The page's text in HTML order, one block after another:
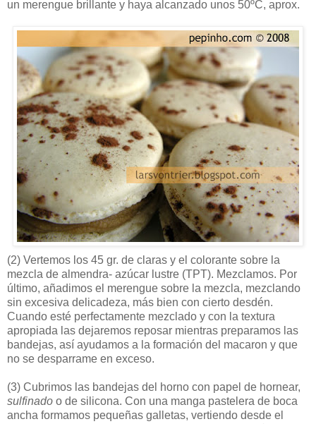
un merengue brillante y haya alcanzado unos 50ºC, aprox.
(2) Vertemos los 45 gr. de claras y el colorante sobre la
mezcla de almendra- azúcar lustre (TPT). Mezclamos. Por
último, añadimos el merengue sobre la mezcla, mezclando
sin excesiva delicadeza, más bien con cierto desdén.
Cuando esté perfectamente mezclado y con la textura
apropiada las dejaremos reposar mientras preparamos las
bandejas, así ayudamos a la formación del macaron y que
no se desparrame en exceso.
(3) Cubrimos las bandejas del horno con papel de hornear,
sulfinado o de silicona. Con una manga pastelera de boca
ancha formamos pequeñas galletas, vertiendo desde el